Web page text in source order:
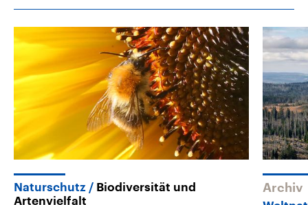
Naturschutz
Biodiversität und
Artenvielfalt
Archiv